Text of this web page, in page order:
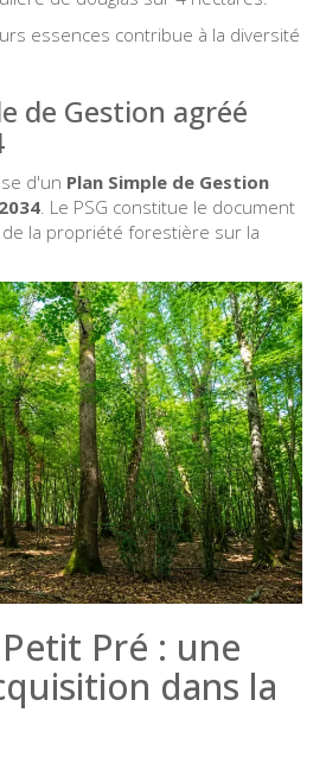
essences contribue à la diversité
de Gestion agréé
d'un Plan Simple de Gestion
2034. Le PSG constitue le document
la propriété forestière sur la
Pré : une
dans la